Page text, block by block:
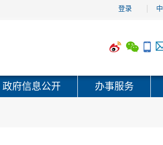
登录
政府信息公开 办事服务